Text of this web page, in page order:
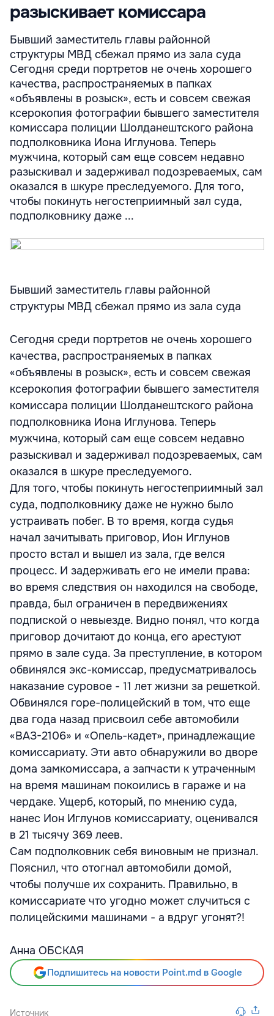
разыскивает комиссара
Бывший заместитель главы районной
структуры МВД сбежал прямо из зала суда
Сегодня среди портретов не очень хорошего
качества, распространяемых в папках
«объявлены в розыск», есть и совсем свежая
ксерокопия фотографии бывшего заместителя
комиссара полиции Шолданештского района
подполковника Иона Иглунова. Теперь
мужчина, который сам еще совсем недавно
разыскивал и задерживал подозреваемых, сам
оказался в шкуре преследуемого. Для того,
чтобы покинуть негостеприимный зал суда,
подполковнику даже ...
Бывший заместитель главы районной
структуры МВД сбежал прямо из зала суда
Сегодня среди портретов не очень хорошего
качества, распространяемых в папках
«объявлены в розыск», есть и совсем свежая
ксерокопия фотографии бывшего заместителя
комиссара полиции Шолданештского района
подполковника Иона Иглунова. Теперь
мужчина, который сам еще совсем недавно
разыскивал и задерживал подозреваемых, сам
оказался в шкуре преследуемого.
Для того, чтобы покинуть негостеприимный зал
суда, подполковнику даже не нужно было
устраивать побег. В то время, когда судья
начал зачитывать приговор, Ион Иглунов
просто встал и вышел из зала, где велся
процесс. И задерживать его не имели права:
во время следствия он находился на свободе,
правда, был ограничен в передвижениях
подпиской о невыезде. Видно понял, что когда
приговор дочитают до конца, его арестуют
прямо в зале суда. За преступление, в котором
обвинялся экс-комиссар, предусматривалось
наказание суровое - 11 лет жизни за решеткой.
Обвинялся горе-полицейский в том, что еще
два года назад присвоил себе автомобили
«ВАЗ-2106» и «Опель-кадет», принадлежащие
комиссариату. Эти авто обнаружили во дворе
дома замкомиссара, а запчасти к утраченным
на время машинам покоились в гараже и на
чердаке. Ущерб, который, по мнению суда,
нанес Ион Иглунов комиссариату, оценивался
в 21 тысячу 369 леев.
Сам подполковник себя виновным не признал.
Пояснил, что отогнал автомобили домой,
чтобы получше их сохранить. Правильно, в
комиссариате что угодно может случиться с
полицейскими машинами - а вдруг угонят?!
Анна ОБСКАЯ
Подпишитесь на новости Point.md в Google
Источник